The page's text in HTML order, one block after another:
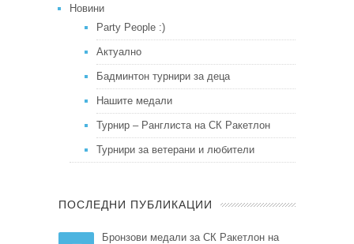
Новини
Party People :)
Актуално
Бадминтон турнири за деца
Нашите медали
Турнир – Ранглиста на СК Ракетлон
Турнири за ветерани и любители
ПОСЛЕДНИ ПУБЛИКАЦИИ
Бронзови медали за СК Ракетлон на